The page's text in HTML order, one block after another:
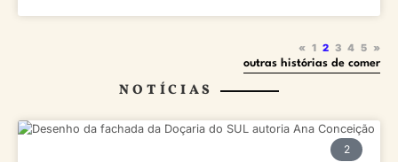
« 1 2 3 4 5 »
outras histórias de comer
NOTÍCIAS
2